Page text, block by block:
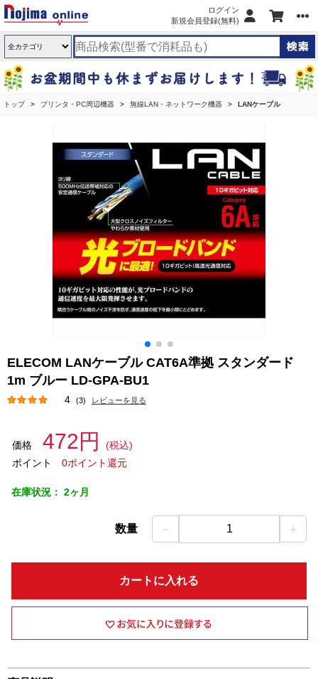
ログイン
新規会員登録(無料)
トップ プリンタ・PC周辺機器 無線LAN・ネットワーク機器 LANケーブル
ELECOM LANケーブル CAT6A準拠 スタンダード
1m ブルー LD-GPA-BU1
4 (3) レビューを見る
価格 472円
(税込)
ポイント
0ポイント還元
在庫状況： 2ヶ月
数量 － 1 ＋
カートに入れる